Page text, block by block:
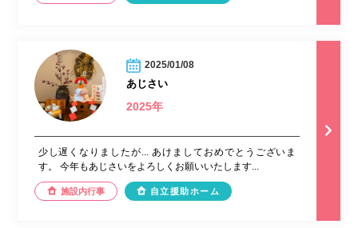
2025/01/08
あじさい
2025年
少し遅くなりましたが... あけましておめでとうございま
す。 今年もあじさいをよろしくお願いいたします...
施設内行事 自立援助ホーム